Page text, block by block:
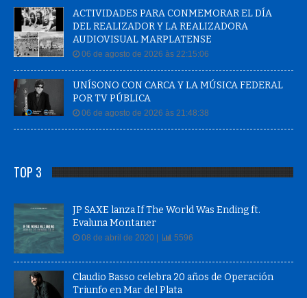
ACTIVIDADES PARA CONMEMORAR EL DÍA
DEL REALIZADOR Y LA REALIZADORA
AUDIOVISUAL MARPLATENSE
06 de agosto de 2026 às 22:15:06
UNÍSONO CON CARCA Y LA MÚSICA FEDERAL
POR TV PÚBLICA
06 de agosto de 2026 às 21:48:38
TOP 3
JP SAXE lanza If The World Was Ending ft.
Evaluna Montaner
08 de abril de 2020 | 5596
Claudio Basso celebra 20 años de Operación
Triunfo en Mar del Plata